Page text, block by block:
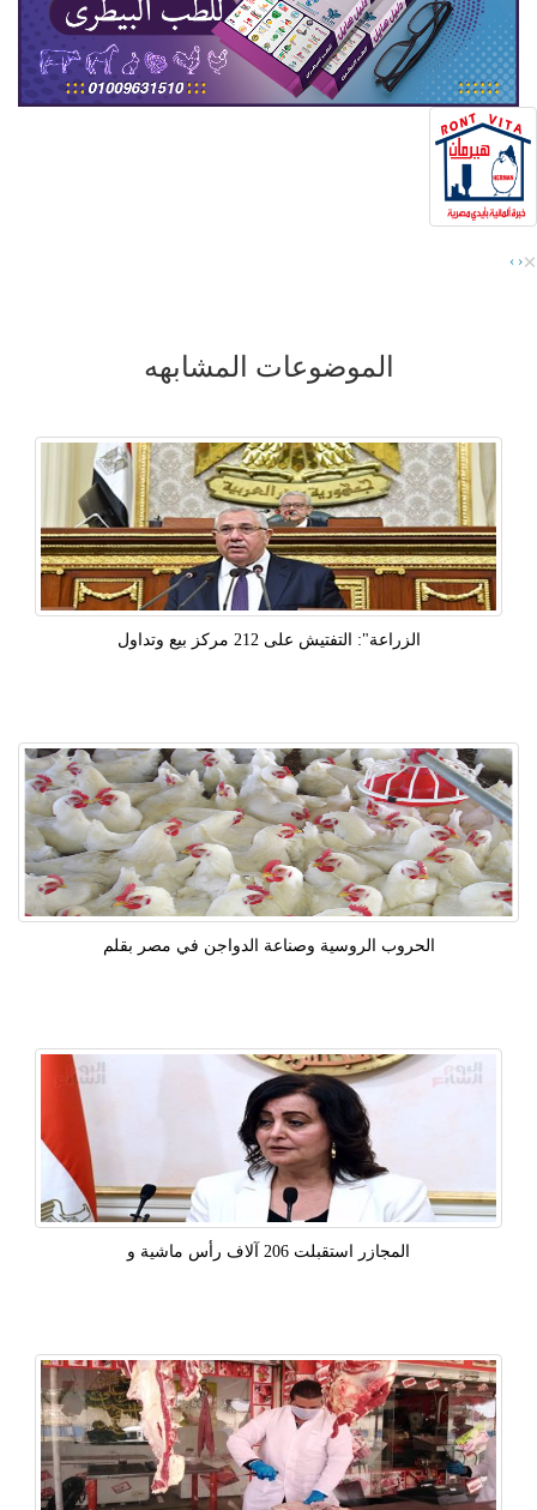
‹
› ×
الموضوعات المشابهه
الزراعة": التفتيش على 212 مركز بيع وتداول
الحروب الروسية وصناعة الدواجن في مصر بقلم
المجازر استقبلت 206 آلاف رأس ماشية و